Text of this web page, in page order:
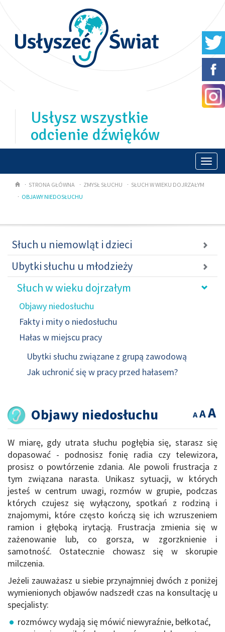
Usłysz wszystkie
odcienie dźwięków
STRONA GŁÓWNA ZMYSŁ SŁUCHU
SŁUCH W WIEKU DOJRZAŁYM
OBJAWY NIEDOSŁUCHU
Słuch u niemowląt i dzieci
Ubytki słuchu u młodzieży
Słuch w wieku dojrzałym
Objawy niedosłuchu
Fakty i mity o niedosłuchu
Hałas w miejscu pracy
Ubytki słuchu związane z grupą zawodową
Jak uchronić się w pracy przed hałasem?
Objawy niedosłuchu A
A
A
W miarę, gdy utrata słuchu pogłębia się, starasz się
dopasować - podnosisz fonię radia czy telewizora,
prosisz o powtórzenie zdania. Ale powoli frustracja z
tym związana narasta. Unikasz sytuacji, w których
jesteś w centrum uwagi, rozmów w grupie, podczas
których czujesz się wyłączony, spotkań z rodziną i
znajomymi, które często kończą się ich wzruszeniem
ramion i głęboką irytacją. Frustracja zmienia się w
zażenowanie lub, co gorsza, w zgorzknienie i
samotność. Ostatecznie chowasz się w skorupie
milczenia.
Jeżeli zauważasz u siebie przynajmniej dwóch z poniżej
wymienionych objawów nadszedł czas na konsultację u
specjalisty:
rozmówcy wydają się mówić niewyraźnie, bełkotać,